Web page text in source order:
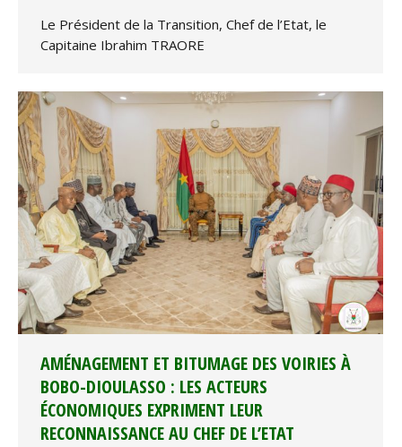
Le Président de la Transition, Chef de l’Etat, le
Capitaine Ibrahim TRAORE
AMÉNAGEMENT ET BITUMAGE DES VOIRIES À
BOBO-DIOULASSO : LES ACTEURS
ÉCONOMIQUES EXPRIMENT LEUR
RECONNAISSANCE AU CHEF DE L’ETAT